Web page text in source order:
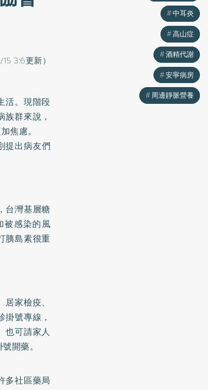
3:6更新）
活。現階段
群來說，
焦慮。
提出病友們
台灣基層糖
被感染的風
胰島素很重
家檢疫、
號專線，
也可請家人
開藥。
多社區藥局
中耳炎
高山症
酒精代謝
安寧病房
周邊靜脈營養
中耳炎
高山症
酒精代謝
安寧病房
周邊靜脈營養